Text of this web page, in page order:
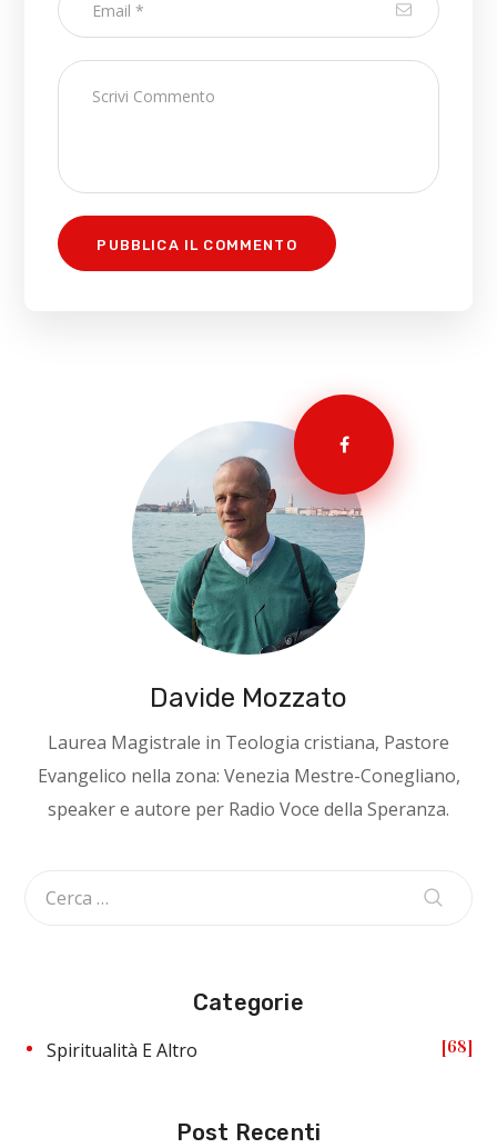
Davide Mozzato
Laurea Magistrale in Teologia cristiana, Pastore
Evangelico nella zona: Venezia Mestre-Conegliano,
speaker e autore per Radio Voce della Speranza.
Categorie
Spiritualità E Altro 68
Post Recenti